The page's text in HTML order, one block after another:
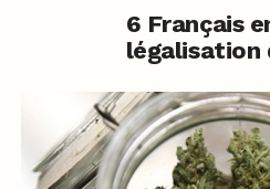
6 Français
légalisation